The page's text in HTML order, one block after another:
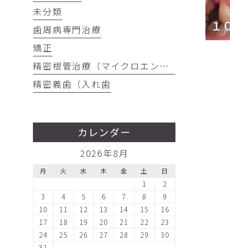
未分類
歯周病専門治療
矯正
精密根管治療（マイクロエンド）
精密義歯（入れ歯
カレンダー
2026年8月
月 火 水 木 金 土 日
1
2
3
4 5 6 7 8
9
10
11 12 13 14 15
16
17
18 19 20 21 22
23
24
25 26 27 28 29
30